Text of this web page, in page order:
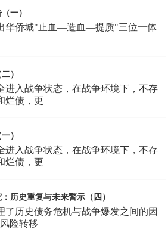
一）
华侨城"止血—造血—提质"三位一体
）
进入战争状态，在战争环境下，不存
烂债，更
）
进入战争状态，在战争环境下，不存
烂债，更
历史重复与未来警示（四）
了历史债务危机与战争爆发之间的因
险转移